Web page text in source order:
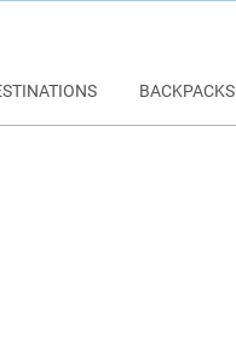
BACKPACKS